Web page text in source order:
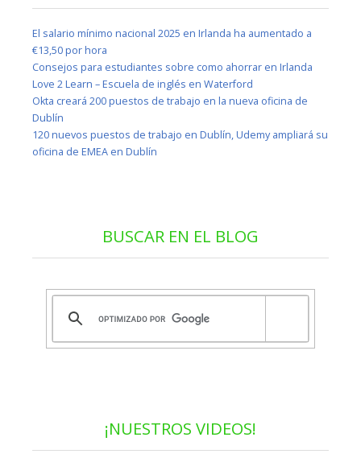
El salario mínimo nacional 2025 en Irlanda ha aumentado a
€13,50 por hora
Consejos para estudiantes sobre como ahorrar en Irlanda
Love 2 Learn – Escuela de inglés en Waterford
Okta creará 200 puestos de trabajo en la nueva oficina de
Dublín
120 nuevos puestos de trabajo en Dublín, Udemy ampliará su
oficina de EMEA en Dublín
BUSCAR EN EL BLOG
¡NUESTROS VIDEOS!